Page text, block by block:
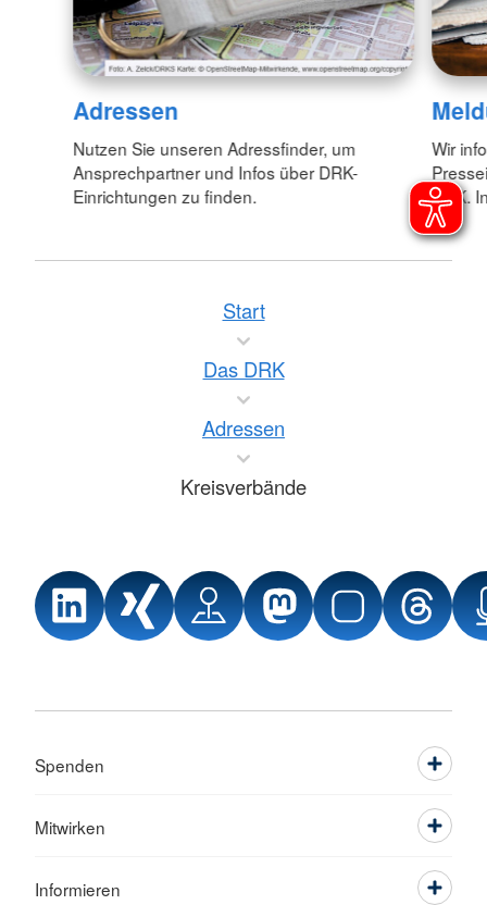
Adressen
Nutzen Sie unseren Adressfinder, um
Ansprechpartner und Infos über DRK-
Einrichtungen zu finden.
Wir
DRK.
Start
Das DRK
Adressen
Kreisverbände
Spenden
Mitwirken
Informieren